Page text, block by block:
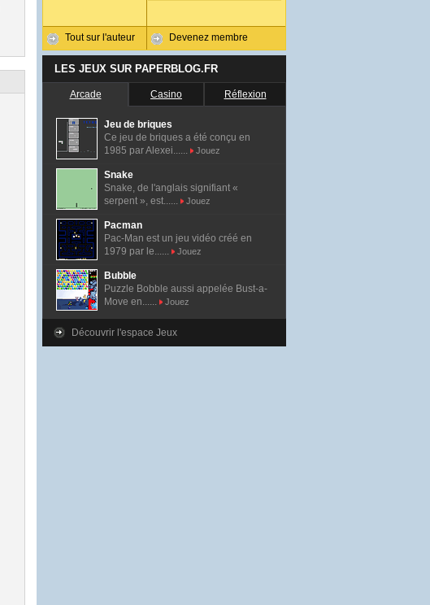
Tout sur l'auteur Devenez membre
LES JEUX SUR PAPERBLOG.FR
Arcade Casino Réflexion
Jeu de briques
Ce jeu de briques a été conçu en
1985 par Alexei......
Jouez
Snake
Snake, de l'anglais signifiant «
serpent », est......
Jouez
Pacman
Pac-Man est un jeu vidéo créé en
1979 par le......
Jouez
Bubble
Puzzle Bobble aussi appelée Bust-a-
Move en......
Jouez
Découvrir l'espace Jeux